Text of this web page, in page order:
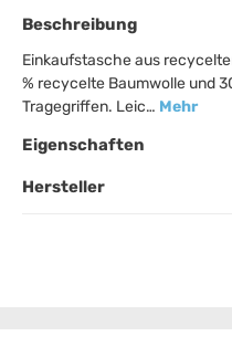
Beschreibung
Einkaufstasche aus
% recycelte Baumwolle und
Tragegriffen. Leic… Mehr
Eigenschaften
Hersteller